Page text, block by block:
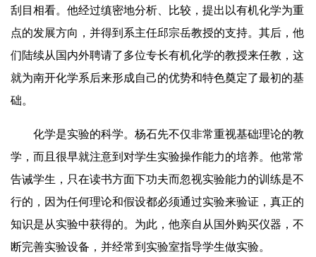
刮目相看。他经过缜密地分析、比较，提出以有机化学为重
点的发展方向，并得到系主任邱宗岳教授的支持。其后，他
们陆续从国内外聘请了多位专长有机化学的教授来任教，这
就为南开化学系后来形成自己的优势和特色奠定了最初的基
础。
化学是实验的科学。杨石先不仅非常重视基础理论的教
学，而且很早就注意到对学生实验操作能力的培养。他常常
告诫学生，只在读书方面下功夫而忽视实验能力的训练是不
行的，因为任何理论和假设都必须通过实验来验证，真正的
知识是从实验中获得的。为此，他亲自从国外购买仪器，不
断完善实验设备，并经常到实验室指导学生做实验。